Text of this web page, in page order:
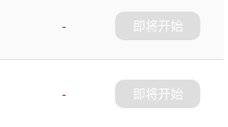
-
即将开始
-
即将开始